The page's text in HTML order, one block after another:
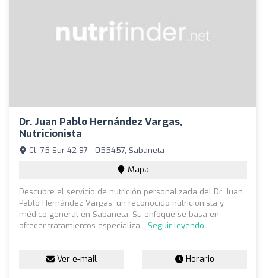
Dr. Juan Pablo Hernández Vargas,
Nutricionista
Cl. 75 Sur 42-97 - 055457, Sabaneta
Mapa
Descubre el servicio de nutrición personalizada del Dr. Juan
Pablo Hernández Vargas, un reconocido nutricionista y
médico general en Sabaneta. Su enfoque se basa en
ofrecer tratamientos especializa... Seguir leyendo
Ver e-mail Horario